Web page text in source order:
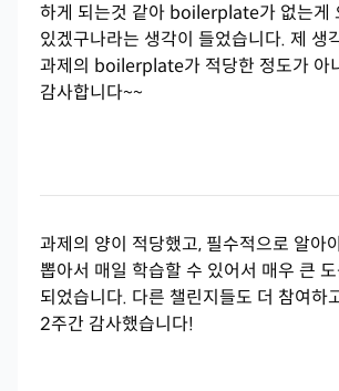
하게 되는것 같아 boilerplate가 없는게
있겠구나라는 생각이 들었습니다. 제 생
과제의 boilerplate가 적당한 정도가 아
감사합니다~~
과제의 양이 적당했고, 필수적으로 알아
뽑아서 매일 학습할 수 있어서 매우 큰 도
되었습니다. 다른 챌린지들도 더 참여하
2주간 감사했습니다!